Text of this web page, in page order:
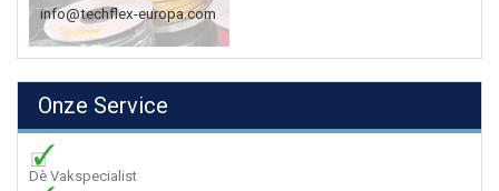
info@techflex-europa.com
Onze Service
Dè Vakspecialist